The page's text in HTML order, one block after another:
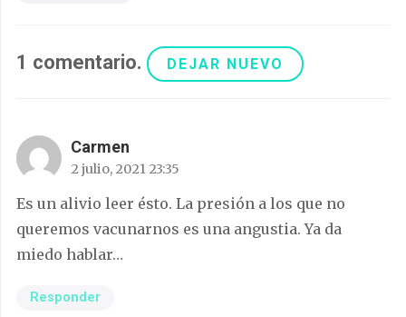
1 comentario. DEJAR NUEVO
Carmen
2 julio, 2021 23:35
Es un alivio leer ésto. La presión a los que no
queremos vacunarnos es una angustia. Ya da
miedo hablar…
Responder